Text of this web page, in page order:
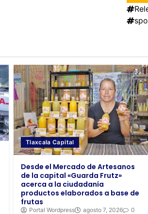
Tlaxcala Capital
Desde el Mercado de Artesanos
de la capital «Guarda Frutz»
acerca a la ciudadanía
productos elaborados a base de
frutas
Portal Wordpress agosto 7, 2026 0